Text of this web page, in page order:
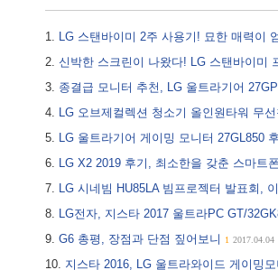
LG 스탠바이미 2주 사용기! 묘한 매력이
신박한 스크린이 나왔다! LG 스탠바이미
종결급 모니터 추천, LG 울트라기어
LG 오브제컬렉션 청소기 올인원타워 무
LG 울트라기어 게이밍 모니터 27GL850
LG X2 2019 후기, 최소한을 갖춘 스마트폰
LG 시네빔 HU85LA 빔프로젝터 발표회,
LG전자, 지스타 2017 울트라PC GT/
G6 총평, 장점과 단점 짚어보니 1 2017.04.04
지스타 2016, LG 울트라와이드 게이밍